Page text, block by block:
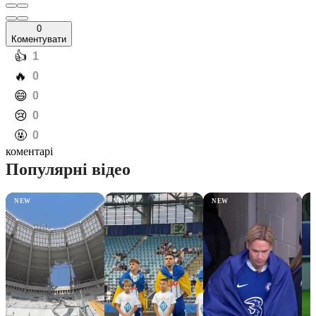
0
Коментувати
️👍 1
️🔥 0
️😄 0
️😢 0
️🤬 0
коментарі